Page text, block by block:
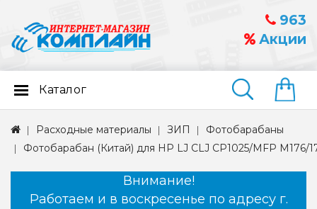
963
Акции
Найти
Каталог
Расходные материалы ЗИП
Фотобарабаны
Фотобарабан (Китай) для HP LJ CLJ CP1025/MFP M176/
Внимание!
Работаем и в воскресенье по адресу г.